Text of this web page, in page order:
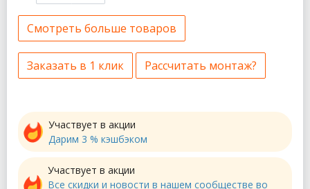
Смотреть больше товаров
Заказать в 1 клик Рассчитать монтаж?
Участвует в акции
Дарим 3 % кэшбэком
Участвует в акции
Все скидки и новости в нашем сообществе во